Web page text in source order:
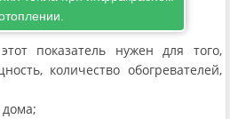
показатель нужен для того,
количество обогревателей,
дома;